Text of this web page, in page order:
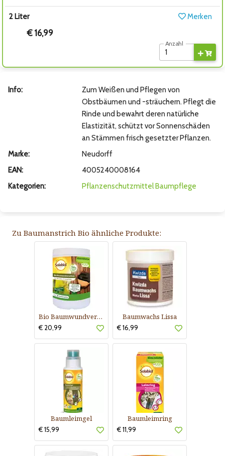
2 Liter Merken
€ 16,99
Anzahl
Info:
Zum Weißen und Pflegen von
Obstbäumen und -sträuchern. Pflegt die
Rinde und bewahrt deren natürliche
Elastizität, schützt vor Sonnenschäden
an Stämmen frisch gesetzter Pflanzen.
Marke:
Neudorff
EAN:
4005240008164
Kategorien:
Pflanzenschutzmittel Baumpflege
Zu Baumanstrich Bio ähnliche Produkte:
Bio Baumwundverschluss Baumteer
€ 20,99
Baumwachs Lissa
€ 16,99
Baumleimgel
€ 15,99
Baumleimring
€ 11,99